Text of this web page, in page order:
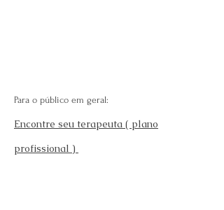
Para o público em geral:
Encontre seu terapeuta ( plano
profissional )